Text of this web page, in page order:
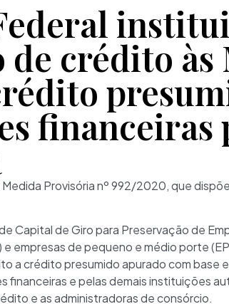
de crédito às
financeiras
Provisória nº 992/2020, que
Capital de Giro para Preservação de
empresas de pequeno e médio porte
a crédito presumido apurado com
financeiras e pelas demais instituições
e as administradoras de consórcio.